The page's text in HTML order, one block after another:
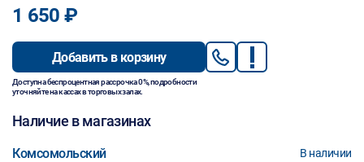
1 650 ₽
Добавить в корзину
Доступна беспроцентная рассрочка 0%, подробности
уточняйте на кассах в торговых залах.
Наличие в магазинах
Комсомольский В наличии